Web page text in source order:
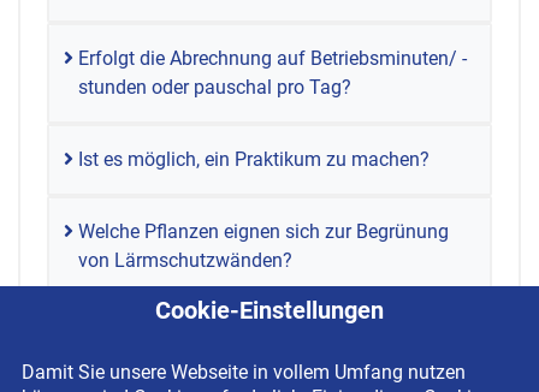
Erfolgt die Abrechnung auf Betriebsminuten/ -
stunden oder pauschal pro Tag?
Ist es möglich, ein Praktikum zu machen?
Welche Pflanzen eignen sich zur Begrünung
von Lärmschutzwänden?
Cookie-Einstellungen
Damit Sie unsere Webseite in vollem Umfang nutzen